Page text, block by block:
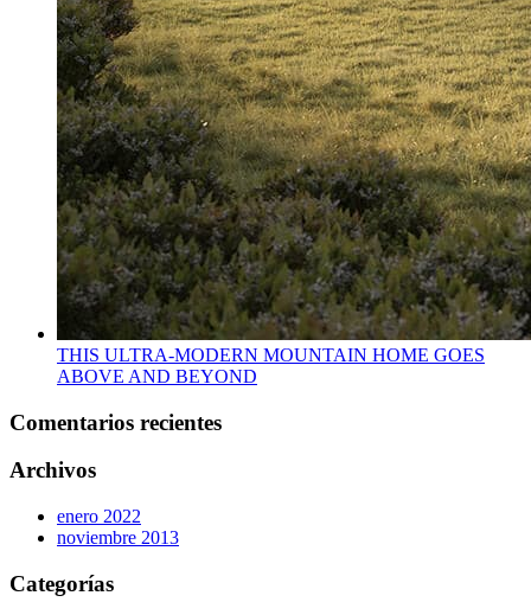
THIS ULTRA-MODERN MOUNTAIN HOME GOES
ABOVE AND BEYOND
Comentarios recientes
Archivos
enero 2022
noviembre 2013
Categorías